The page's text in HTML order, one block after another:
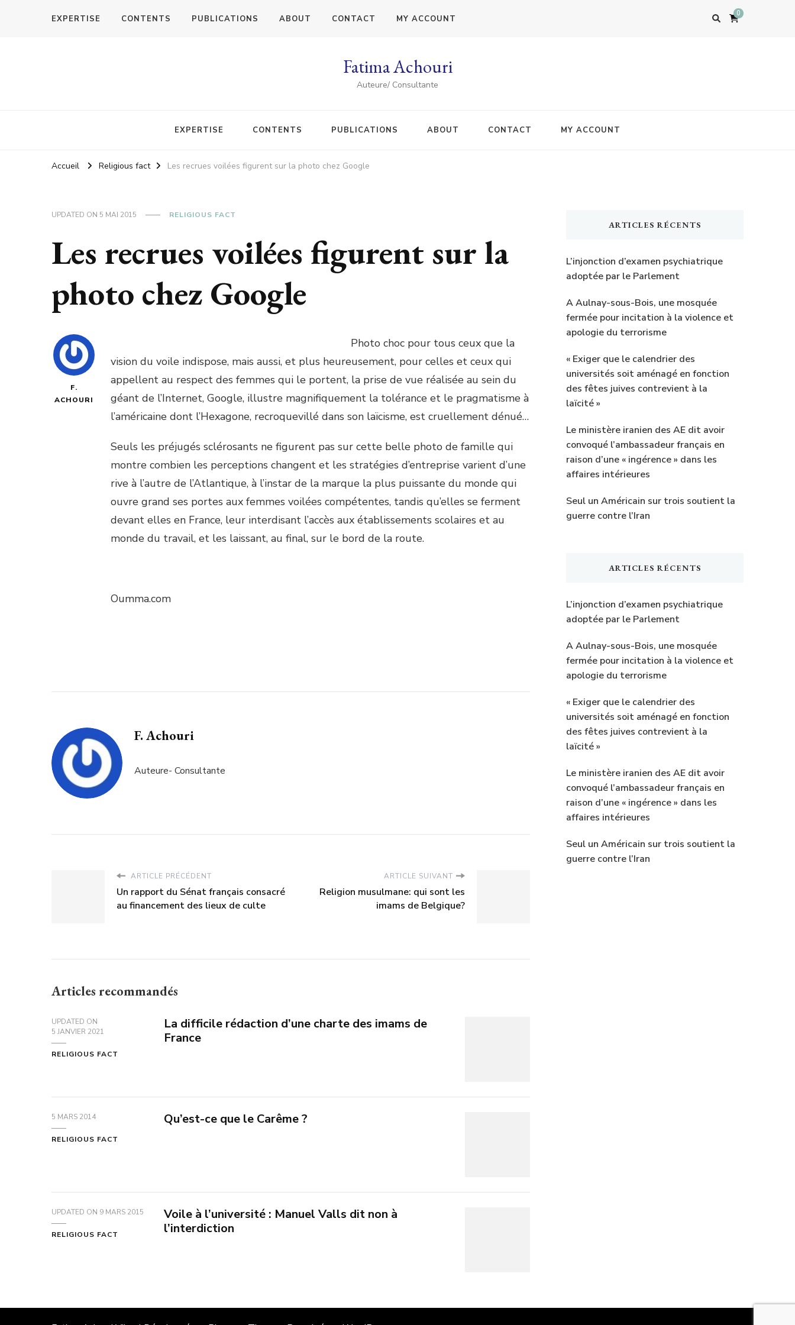
EXPERTISE CONTENTS PUBLICATIONS ABOUT CONTACT MY ACCOUNT
0
Fatima Achouri
Auteure/ Consultante
EXPERTISE CONTENTS PUBLICATIONS ABOUT CONTACT MY ACCOUNT
Accueil Religious fact Les recrues voilées figurent sur la photo chez Google
UPDATED ON 5 MAI 2015 RELIGIOUS FACT
Les recrues voilées figurent sur la
photo chez Google
F.
ACHOURI
Photo choc pour tous ceux que la
vision du voile indispose, mais aussi, et plus heureusement, pour celles et ceux qui
appellent au respect des femmes qui le portent, la prise de vue réalisée au sein du
géant de l’Internet, Google, illustre magnifiquement la tolérance et le pragmatisme à
l’américaine dont l’Hexagone, recroquevillé dans son laïcisme, est cruellement dénué…
Seuls les préjugés sclérosants ne figurent pas sur cette belle photo de famille qui
montre combien les perceptions changent et les stratégies d’entreprise varient d’une
rive à l’autre de l’Atlantique, à l’instar de la marque la plus puissante du monde qui
ouvre grand ses portes aux femmes voilées compétentes, tandis qu’elles se ferment
devant elles en France, leur interdisant l’accès aux établissements scolaires et au
monde du travail, et les laissant, au final, sur le bord de la route.
Oumma.com
F. Achouri
Auteure- Consultante
ARTICLE PRÉCÉDENT
Un rapport du Sénat français consacré
au financement des lieux de culte
ARTICLE SUIVANT
Religion musulmane: qui sont les
imams de Belgique?
Articles recommandés
UPDATED ON
5 JANVIER 2021
RELIGIOUS FACT
La difficile rédaction d’une charte des imams de
France
5 MARS 2014
RELIGIOUS FACT
Qu’est-ce que le Carême ?
UPDATED ON 9 MARS 2015
RELIGIOUS FACT
Voile à l’université : Manuel Valls dit non à
l’interdiction
ARTICLES RÉCENTS
L’injonction d’examen psychiatrique
adoptée par le Parlement
A Aulnay-sous-Bois, une mosquée
fermée pour incitation à la violence et
apologie du terrorisme
« Exiger que le calendrier des
universités soit aménagé en fonction
des fêtes juives contrevient à la
laïcité »
Le ministère iranien des AE dit avoir
convoqué l’ambassadeur français en
raison d’une « ingérence » dans les
affaires intérieures
Seul un Américain sur trois soutient la
guerre contre l’Iran
ARTICLES RÉCENTS
L’injonction d’examen psychiatrique
adoptée par le Parlement
A Aulnay-sous-Bois, une mosquée
fermée pour incitation à la violence et
apologie du terrorisme
« Exiger que le calendrier des
universités soit aménagé en fonction
des fêtes juives contrevient à la
laïcité »
Le ministère iranien des AE dit avoir
convoqué l’ambassadeur français en
raison d’une « ingérence » dans les
affaires intérieures
Seul un Américain sur trois soutient la
guerre contre l’Iran